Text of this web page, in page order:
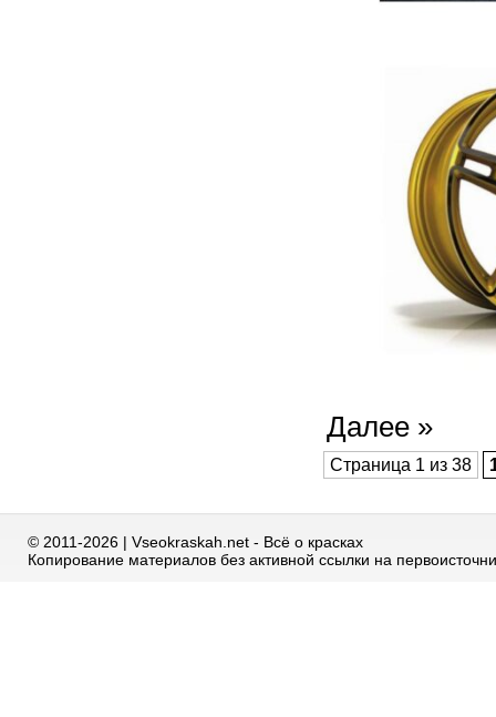
Далее »
Страница 1 из 38
© 2011-2026 | Vseokraskah.net - Всё о красках
Копирование материалов без активной ссылки на